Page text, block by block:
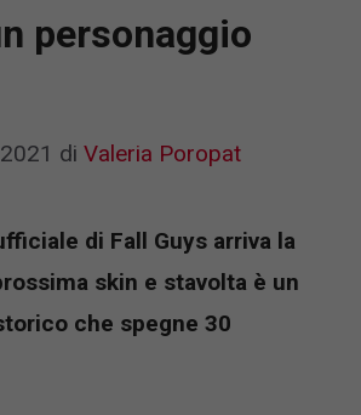
personaggio
di Valeria Poropat
di Fall Guys arriva la
skin e stavolta è un
che spegne 30